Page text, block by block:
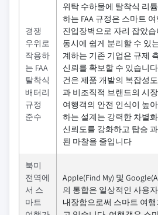
경쟁
우위로
작용하
는 FAA
탈착식
배터리
규정
준수
위탁 수하물에 탈착식 리
하는 FAA 규정은 스마트
진입장벽으로 자리 잡았
동시에 쉽게 분리할 수 있
계하는 기존 기업은 규제
신뢰를 확보할 수 있습니
건은 제품 개발의 복잡성
과 비조직적 브랜드의 시
여행객의 안전 인식이 높
하는 설계는 강력한 차별
신뢰도를 강화하고 탑승
된 마찰을 줄입니다
북미
전역에
서 스
마트
Apple(Find My) 및
의 통합은 일상적인 사용
내장함으로써 스마트 여